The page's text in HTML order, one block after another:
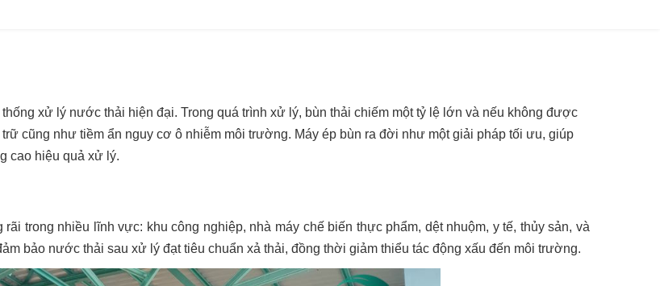
xử lý nước thải hiện đại. Trong quá trình xử lý, bùn thải chiếm một tỷ lệ lớn và nếu không được
cũng như tiềm ẩn nguy cơ ô nhiễm môi trường. Máy ép bùn ra đời như một giải pháp tối ưu, giúp
cao hiệu quả xử lý.
trong nhiều lĩnh vực: khu công nghiệp, nhà máy chế biến thực phẩm, dệt nhuộm, y tế, thủy sản, và
bảo nước thải sau xử lý đạt tiêu chuẩn xả thải, đồng thời giảm thiểu tác động xấu đến môi trường.